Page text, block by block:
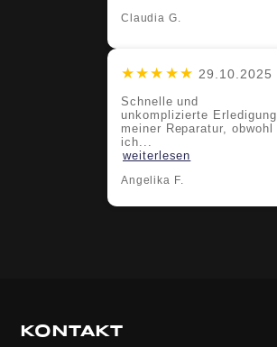
Claudia G.
★★★★★ 29.10.2025
Schnelle und
unkomplizierte Erledigung
meiner Reparatur, obwohl
ich...
weiterlesen
Angelika F.
KONTAKT